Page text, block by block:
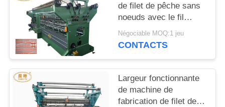
de filet de pêche sans
noeuds avec le fil
négatif a laissé le
système
Négociable MOQ:1 jeu
CONTACTS
Largeur fonctionnante
de machine de
fabrication de filet de